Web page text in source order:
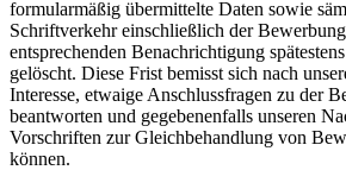
formularmäßig übermittelte Daten sowie
Schriftverkehr einschließlich der
entsprechenden Benachrichtigung
gelöscht. Diese Frist bemisst sich nach
Interesse, etwaige Anschlussfragen zu der
beantworten und gegebenenfalls unseren
Vorschriften zur Gleichbehandlung von
können.